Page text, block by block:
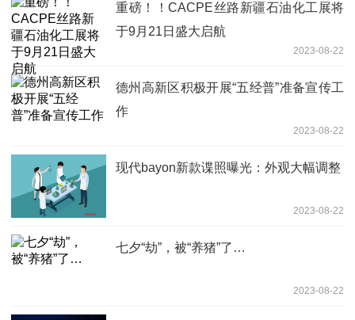
重磅！！CACPE丝路新疆石油化工展将
于9月21日盛大启航
2023-08-22
德州高新区积极开展“五经普”准备宣传工
作
2023-08-22
现代bayon新款谍照曝光：外观大幅调整
2023-08-22
七夕“劫”，被“养猪”了…
2023-08-22